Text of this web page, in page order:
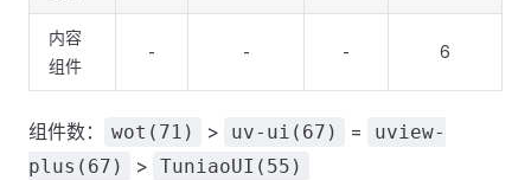
内容
组件
- - - 6
组件数： wot(71) > uv-ui(67) =
uview-
plus(67)
> TuniaoUI(55)